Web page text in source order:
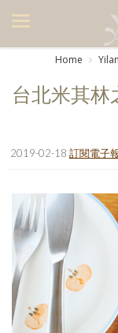
美食集
生活風
書房集
日記簿
餐桌週記
Home
台北米其林
2019-02-18 訂閱電子